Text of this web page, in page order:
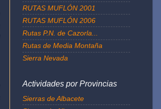
RUTAS MUFLÓN 2001
RUTAS MUFLÓN 2006
Rutas P.N. de Cazorla...
Rutas de Media Montaña
Sierra Nevada
Actividades por Provincias
Sierras de Albacete